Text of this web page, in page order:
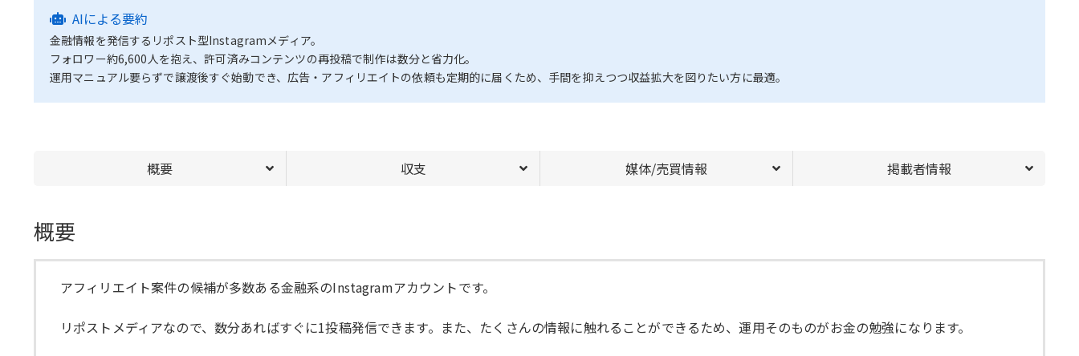
AIによる要約
金融情報を発信するリポスト型Instagramメディア。
フォロワー約6,600人を抱え、許可済みコンテンツの再投稿で制作は数分と省力化。
運用マニュアル要らずで譲渡後すぐ始動でき、広告・アフィリエイトの依頼も定期的に届くため、手間を抑えつつ収益拡大を図りたい方に最適。
概要 収支 媒体/売買情報 掲載者情報
概要
アフィリエイト案件の候補が多数ある金融系のInstagramアカウントです。
リポストメディアなので、数分あればすぐに1投稿発信できます。また、たくさんの情報に触れることができるため、運用そのものがお金の勉強になります。